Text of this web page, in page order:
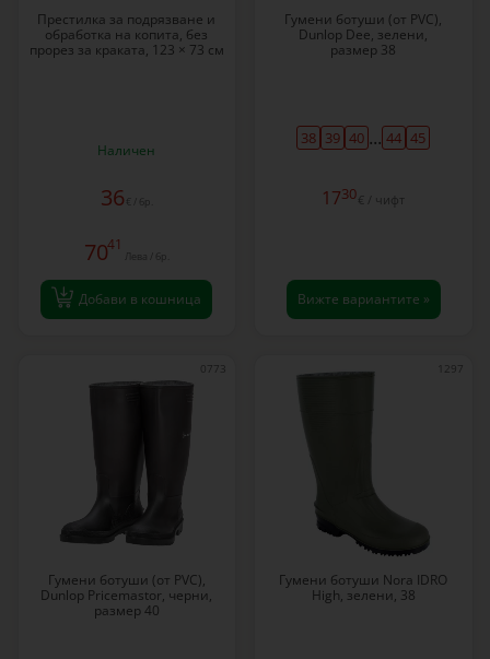
Престилка за подрязване и
обработка на копита, без
прорез за краката, 123 × 73 см
Наличен
36 € / бр.
7041
Лева / бр.
Добави в кошница
Гумени ботуши (от PVC),
Dunlop Dee, зелени,
размер 38
38 39 40 ... 44 45
1730€ / чифт
Вижте вариантите »
0773
Гумени ботуши (от PVC),
Dunlop Pricemastor, черни,
размер 40
1297
Гумени ботуши Nora IDRO
High, зелени, 38